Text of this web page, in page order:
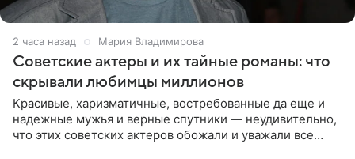
2 часа назад Мария Владимирова
Советские актеры и их тайные романы: что
скрывали любимцы миллионов
Красивые, харизматичные, востребованные да еще и
надежные мужья и верные спутники — неудивительно,
что этих советских актеров обожали и уважали все